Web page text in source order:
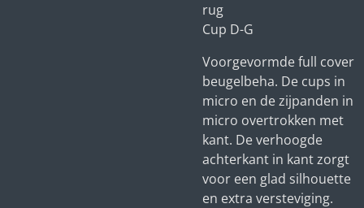
rug
Cup D-G
Voorgevormde full cover
beugelbeha. De cups in
micro en de zijpanden in
micro overtrokken met
kant. De verhoogde
achterkant in kant zorgt
voor een glad silhouette
en extra versteviging.